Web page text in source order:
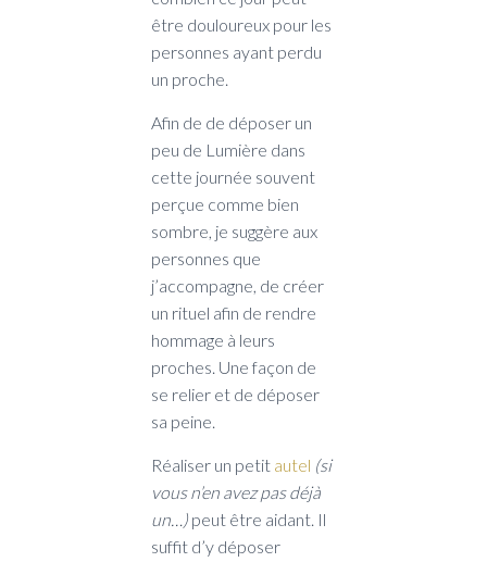
être douloureux pour les
personnes ayant perdu
un proche.
Afin de de déposer un
peu de Lumière dans
cette journée souvent
perçue comme bien
sombre, je suggère aux
personnes que
j’accompagne, de créer
un rituel afin de rendre
hommage à leurs
proches. Une façon de
se relier et de déposer
sa peine.
Réaliser un petit autel (si
vous n’en avez pas déjà
un…) peut être aidant. Il
suffit d’y déposer